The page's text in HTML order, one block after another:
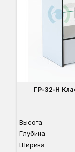
ПР-32-Н
Высота
Глубина
Ширина